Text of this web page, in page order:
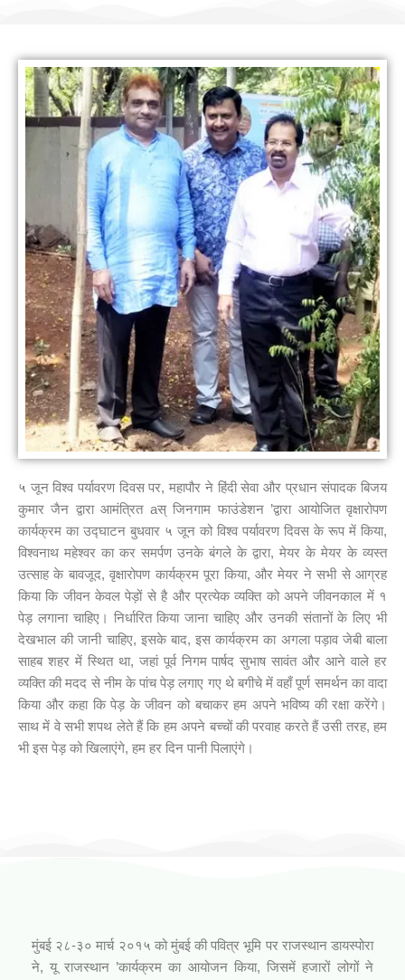
५ जून विश्व पर्यावरण दिवस पर, महापौर ने हिंदी सेवा और प्रधान संपादक बिजय
कुमार जैन द्वारा आमंत्रित aस् जिनगाम फाउंडेशन ’द्वारा आयोजित वृक्षारोपण
कार्यक्रम का उद्घाटन बुधवार ५ जून को विश्व पर्यावरण दिवस के रूप में किया,
विश्वनाथ महेश्वर का कर समर्पण उनके बंगले के द्वारा, मेयर के मेयर के व्यस्त
उत्साह के बावजूद, वृक्षारोपण कार्यक्रम पूरा किया, और मेयर ने सभी से आग्रह
किया कि जीवन केवल पेड़ों से है और प्रत्येक व्यक्ति को अपने जीवनकाल में १
पेड़ लगाना चाहिए। निर्धारित किया जाना चाहिए और उनकी संतानों के लिए भी
देखभाल की जानी चाहिए, इसके बाद, इस कार्यक्रम का अगला पड़ाव जेबी बाला
साहब शहर में स्थित था, जहां पूर्व निगम पार्षद सुभाष सावंत और आने वाले हर
व्यक्ति की मदद से नीम के पांच पेड़ लगाए गए थे बगीचे में वहाँ पूर्ण समर्थन का वादा
किया और कहा कि पेड़ के जीवन को बचाकर हम अपने भविष्य की रक्षा करेंगे।
साथ में वे सभी शपथ लेते हैं कि हम अपने बच्चों की परवाह करते हैं उसी तरह, हम
भी इस पेड़ को खिलाएंगे, हम हर दिन पानी पिलाएंगे।
मुंबई २८-३० मार्च २०१५ को मुंबई की पवित्र भूमि पर राजस्थान डायस्पोरा
ने, यू राजस्थान ’कार्यक्रम का आयोजन किया, जिसमें हजारों लोगों ने